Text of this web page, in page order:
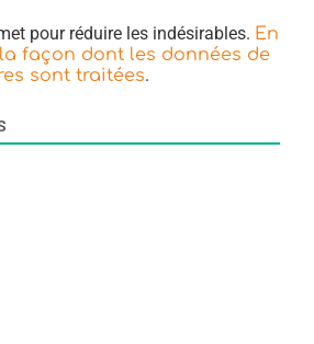
pour réduire les indésirables. En
façon dont les données de
sont traitées.